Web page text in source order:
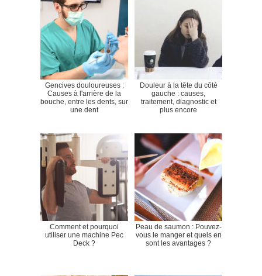
Gencives douloureuses :
Causes à l'arrière de la
bouche, entre les dents, sur
une dent
Douleur à la tête du côté
gauche : causes,
traitement, diagnostic et
plus encore
Comment et pourquoi
utiliser une machine Pec
Deck ?
Peau de saumon : Pouvez-
vous le manger et quels en
sont les avantages ?